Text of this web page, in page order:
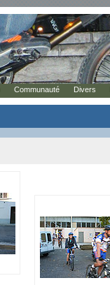
Communauté Divers